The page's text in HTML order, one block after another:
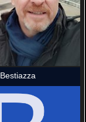
Bestiazza